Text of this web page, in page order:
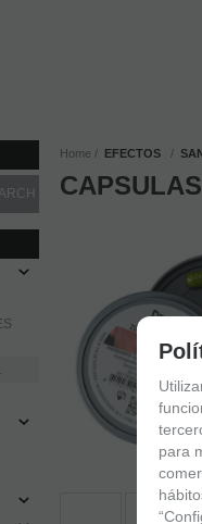
Home EFECTOS
para